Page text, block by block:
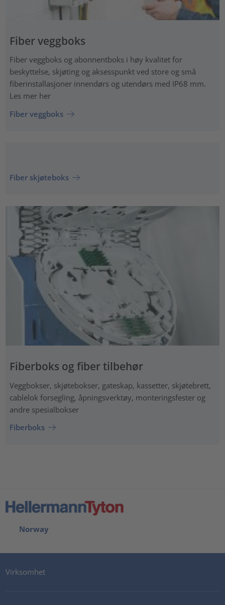
Fiber veggboks
Fiber veggboks og abonnentboks i høy kvalitet for
beskyttelse, skjøting og aksesspunkt ved store og små
fiberinstallasjoner innendørs og utendørs med IP68 mm.
Les mer her
Fiber veggboks
Fiber skjøteboks
Fiberboks og fiber tilbehør
Veggbokser, skjøtebokser, gateskap, kassetter, skjøtebrett,
cablelok forsegling, åpningsverktøy, monteringsfester og
andre spesialbokser
Fiberboks
Norway
Virksomhet